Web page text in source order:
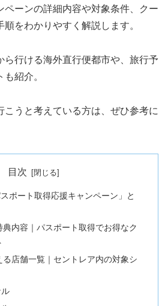
ペーンの詳細内容や対象条件、クー
をわかりやすく解説します。
ら行ける海外直行便都市や、旅行予
紹介。
こうと考えている方は、ぜひ参考に
目次
ポート取得応援キャンペーン」と
典内容｜パスポート取得でお得なク
る店舗一覧｜セントレア内の対象シ
ル